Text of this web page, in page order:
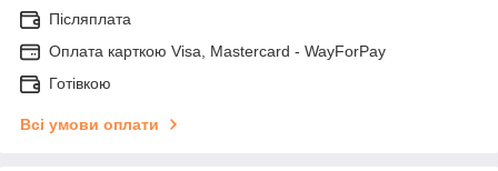
Післяплата
Оплата карткою Visa, Mastercard - WayForPay
Готівкою
Всі умови оплати